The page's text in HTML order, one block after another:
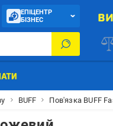
ЕПІЦЕНТР
БІЗНЕС
BUFF Пов'язка BUFF